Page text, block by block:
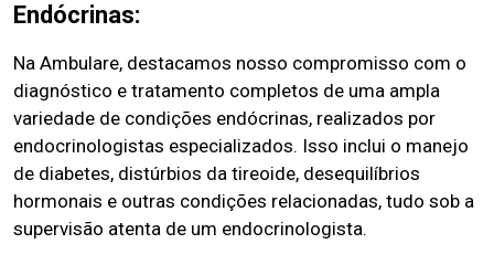
Endócrinas:
Na Ambulare, destacamos nosso compromisso com o
diagnóstico e tratamento completos de uma ampla
variedade de condições endócrinas, realizados por
endocrinologistas especializados. Isso inclui o manejo
de diabetes, distúrbios da tireoide, desequilíbrios
hormonais e outras condições relacionadas, tudo sob a
supervisão atenta de um endocrinologista.